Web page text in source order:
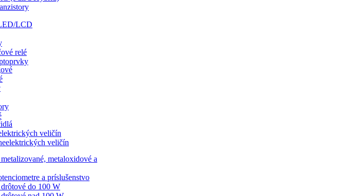
LCD
relé
veličín
veličín
metaloxidové a
a príslušenstvo
do 100 W